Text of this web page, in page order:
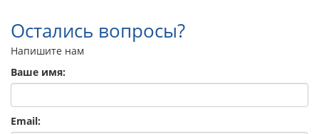
Остались вопросы?
Напишите нам
Ваше имя:
Email: